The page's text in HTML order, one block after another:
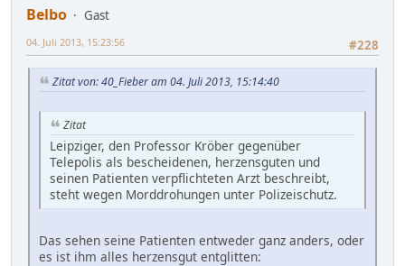
Belbo
Gast
#228
04. Juli 2013, 15:23:56
Zitat von: 40_Fieber am 04. Juli 2013, 15:14:40
Zitat
Leipziger, den Professor Kröber gegenüber
Telepolis als bescheidenen, herzensguten und
seinen Patienten verpflichteten Arzt beschreibt,
steht wegen Morddrohungen unter Polizeischutz.
Das sehen seine Patienten entweder ganz anders, oder
es ist ihm alles herzensgut entglitten: